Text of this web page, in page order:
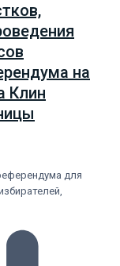
на
Клин
для